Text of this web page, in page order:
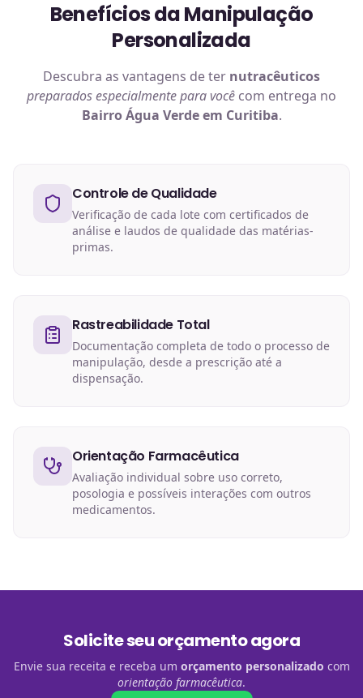
Benefícios da Manipulação
Personalizada
Descubra as vantagens de ter nutracêuticos
preparados especialmente para você com entrega no
Bairro Água Verde em Curitiba.
Controle de Qualidade
Verificação de cada lote com certificados de
análise e laudos de qualidade das matérias-
primas.
Rastreabilidade Total
Documentação completa de todo o processo de
manipulação, desde a prescrição até a
dispensação.
Orientação Farmacêutica
Avaliação individual sobre uso correto,
posologia e possíveis interações com outros
medicamentos.
Solicite seu orçamento agora
Envie sua receita e receba um orçamento personalizado com
orientação farmacêutica.